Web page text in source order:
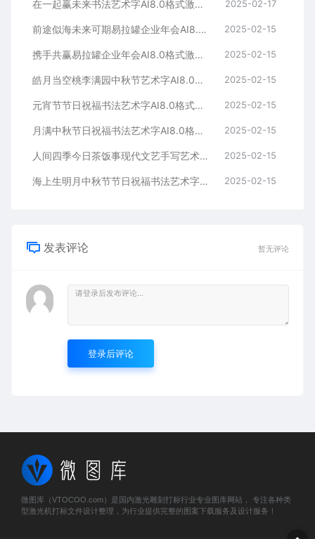
在一起赢未来书法艺术字AI8.0格式激光打标文件通用矢量图 2025-02-17
前途似海未来可期易拉罐企业年会AI8.0格式激光打标文件通用矢量图 2025-02-15
携手共赢易拉罐企业年会AI8.0格式激光打标文件通用矢量图 2025-02-15
皓月当空桃李满园中秋节艺术字AI8.0格式激光打标文件通用矢量图 2025-02-15
元宵节节日祝福书法艺术字AI8.0格式激光打标文件通用矢量图 2025-02-15
月满中秋节日祝福书法艺术字AI8.0格式激光打标文件通用矢量图 2025-02-15
人间四季今日茶饭事现代文艺手写艺术字AI8.0格式激光打标文件通用矢量图 2025-02-15
海上生明月中秋节节日祝福书法艺术字AI8.0格式激光打标文件通用矢量图 2025-02-15
发表评论 暂无评论
登录后评论
微图库（VTOCOO.com）是国内激光雕刻打标行业专业图库网站， 专注各种类
型激光机打标文件设计整理，为行业提供完整的图案下载服务及设计服务！